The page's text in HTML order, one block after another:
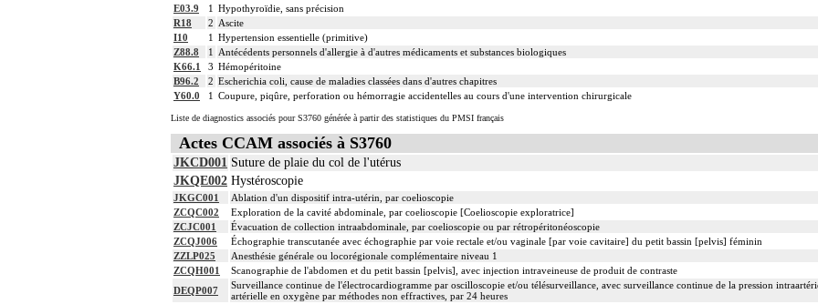
E03.9
1 Hypothyroïdie, sans précision
R18
2 Ascite
I10
1 Hypertension essentielle (primitive)
Z88.8
1
Antécédents personnels d'allergie à d'autres médicaments et substances biologiques
K66.1
3 Hémopéritoine
B96.2
2 Escherichia coli, cause de maladies classées dans d'autres chapitres
Y60.0
1 Coupure, piqûre, perforation ou hémorragie accidentelles au cours d'une intervention chirurgicale
Liste de diagnostics associés pour S3760 générée à partir des statistiques du PMSI français
Actes CCAM associés à S3760
JKCD001 Suture de plaie du col de l'utérus
JKQE002 Hystéroscopie
JKGC001
Ablation d'un dispositif intra-utérin, par coelioscopie
ZCQC002
Exploration de la cavité abdominale, par coelioscopie [Coelioscopie exploratrice]
ZCJC001
Évacuation de collection intraabdominale, par coelioscopie ou par rétropéritonéoscopie
ZCQJ006
Échographie transcutanée avec échographie par voie rectale et/ou vaginale [par voie cavitaire] du petit bassin [pelvis] féminin
ZZLP025
Anesthésie générale ou locorégionale complémentaire niveau 1
ZCQH001
Scanographie de l'abdomen et du petit bassin [pelvis], avec injection intraveineuse de produit de contraste
DEQP007
Surveillance continue de l'électrocardiogramme par oscilloscopie et/ou télésurveillance, avec surveillance continue de la pression
artérielle en oxygène par méthodes non effractives, par 24 heures